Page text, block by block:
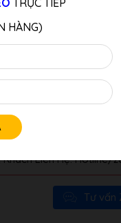
– được hiện thực hóa
HP-505 tạo ra không
Projection sáng tạo,
Grand hàng đầu với
Projection
với mỗi loa được
của nó.
Ý:
Khách Liên Hệ: Hotline/
Tư vấn
TRỰC TIẾP
HÀNG)